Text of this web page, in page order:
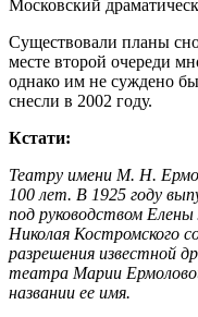
Московский
Существовали планы
месте второй очереди
однако им не суждено
снесли в 2002 году.
Кстати:
Театру имени М. Н.
100 лет. В 1925 году
под руководством
Николая Костромского
разрешения известной
театра Марии
названии ее имя.